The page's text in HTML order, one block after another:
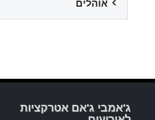
אוהלים
ג'אמבי ג'אם אטרקציות